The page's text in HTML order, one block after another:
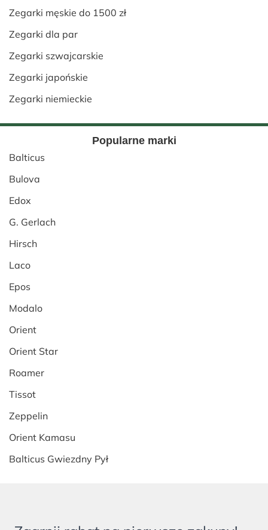
Zegarki męskie do 1500 zł
Zegarki dla par
Zegarki szwajcarskie
Zegarki japońskie
Zegarki niemieckie
Popularne marki
Balticus
Bulova
Edox
G. Gerlach
Hirsch
Laco
Epos
Modalo
Orient
Orient Star
Roamer
Tissot
Zeppelin
Orient Kamasu
Balticus Gwiezdny Pył